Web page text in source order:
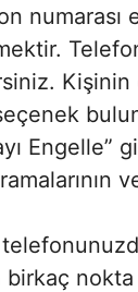
Kişinin
nokta